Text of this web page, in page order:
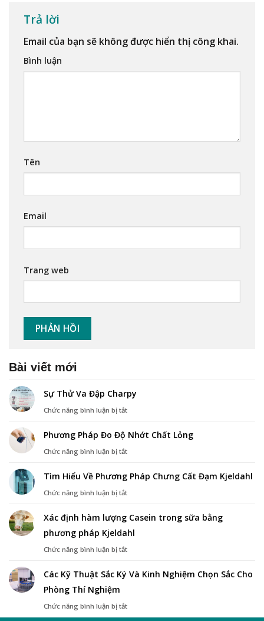
Trả lời
Email của bạn sẽ không được hiển thị công khai.
Bình luận
Tên
Email
Trang web
Bài viết mới
Sự Thử Va Đập Charpy
Chức năng bình luận bị tắtở
Thử
Va
Đập
Phương Pháp Đo Độ Nhớt Chất Lỏng
Chức năng bình luận bị tắtở
Pháp
Đo
Độ
Lỏng
Tìm Hiểu Về Phương Pháp Chưng Cất Đạm Kjeldahl
Chức năng bình luận bị tắtở
Về
Phương
Chưng
Đạm
Xác định hàm lượng Casein trong sữa bằng
phương pháp Kjeldahl
Chức năng bình luận bị tắtở
định
hàm
trong
sữa
Các Kỹ Thuật Sắc Ký Và Kinh Nghiệm Chọn Sắc Cho
Phòng Thí Nghiệm
Chức năng bình luận bị tắtở
Các